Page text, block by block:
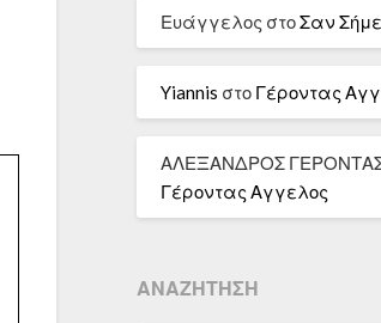
Ευάγγελος στοΣαν
Yiannis στο Γέροντας
ΑΛΕΞΑΝΔΡΟΣ
Γέροντας Αγγελος
ΑΝΑΖΉΤΗΣΗ